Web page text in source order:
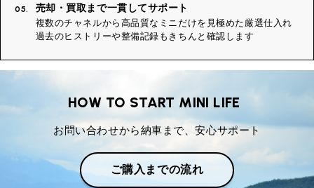
05. 売却・買取まで一貫してサポート
複数のチャネルから高品質なミニだけを見極めた厳選仕入れ
過去のヒストリーや整備記録もきちんと確認します
HOW TO START MINI LIFE
お問い合わせから納車まで、安心サポート
ご購入までの流れ